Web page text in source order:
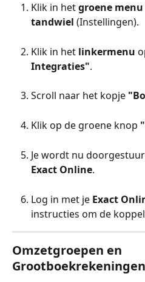
Klik in het groene menu
tandwiel (Instellingen).
Klik in het linkermenu
Integraties".
Scroll naar het kopje
Klik op de groene knop
Je wordt nu
Exact Online.
Log in met je Exact
instructies om de
Omzetgroepen en